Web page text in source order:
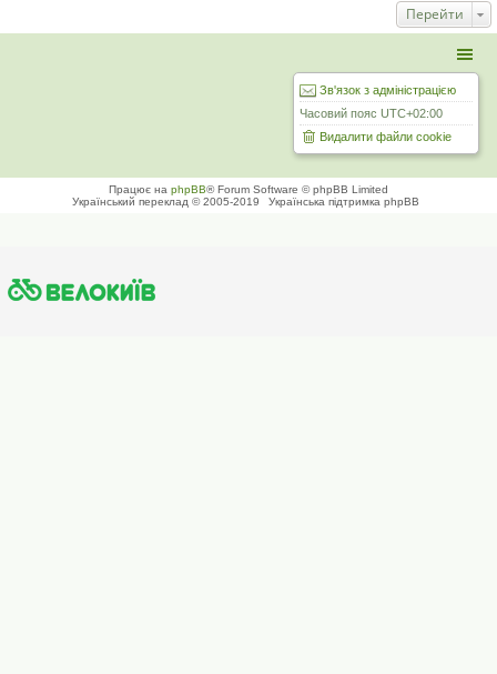
Перейти
Зв'язок з адміністрацією
Часовий пояс UTC+02:00
Видалити файли cookie
Працює на phpBB® Forum Software © phpBB Limited
Український переклад © 2005-2019
Українська підтримка phpBB